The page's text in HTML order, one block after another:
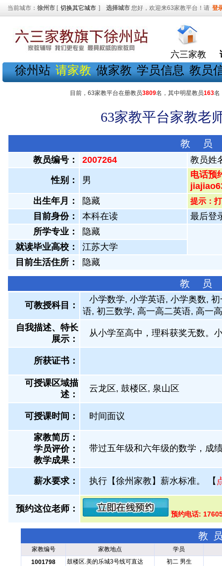
当前城市： 徐州市 [ 切换其它城市 ] 选择城市 您好，欢迎来63家教平台！请 登
六三家教
徐州站 请家教 做家教 学员信息 教员
目前，63家教平台在册教员3809名，其中明星教员163名
63家教平台家教老
教 员
教员编号： 2007264 教员姓
性别： 男
电话预
出生年月：
隐藏 提示：
目前身份： 本科在读
最后登
所学专业：
隐藏
就读毕业高校：
江苏大学
目前生活住所：
隐藏
教 员
可教授科目：
小学数学, 小学英语, 小学奥数,
语, 初三数学, 高一高二英语, 高一
自我描述、特长
展示 ：
从小学至高中，理科获奖无数。
所获证书 ：
可授课区域描
述：
云龙区, 鼓楼区, 泉山区
可授课时间： 时间面议
家教简历：
学员评价：
教学成果：
带过五年级和六年级的数学，成
薪水要求： 执行【徐州家教】薪水标准。 【
预约这位老师：
预约电话:
教
家教编号 家教地点
学员
1001798
鼓楼区.美的乐城3号线可直达 初二 男生